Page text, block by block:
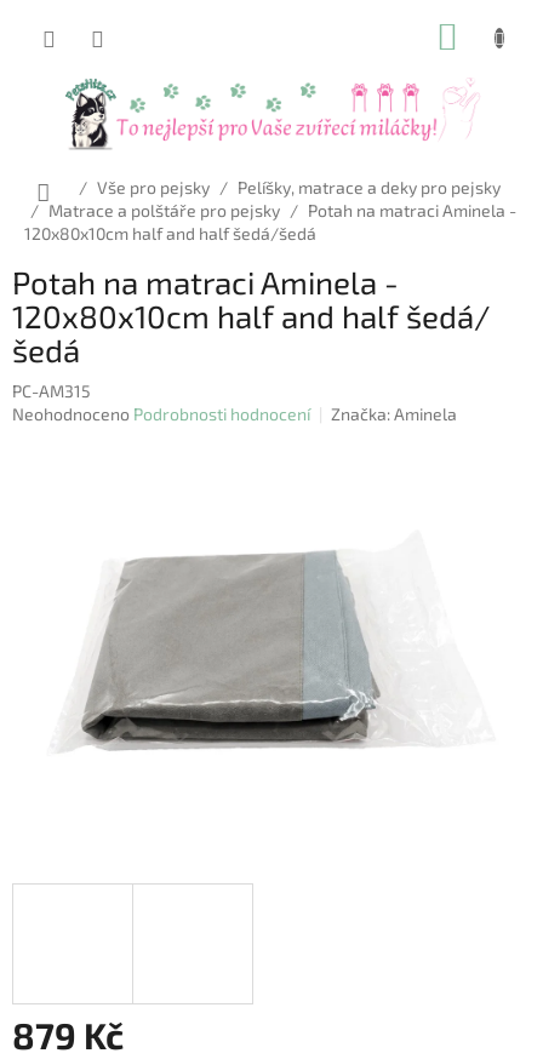
Domů
/ Vše pro pejsky / Pelíšky, matrace a deky pro pejsky
/ Matrace a polštáře pro pejsky / Potah na matraci Aminela -
120x80x10cm half and half šedá/šedá
Potah na matraci Aminela -
120x80x10cm half and half šedá/
šedá
PC-AM315
Průměrné
Neohodnoceno Podrobnosti hodnocení Značka:Aminela
879 Kč